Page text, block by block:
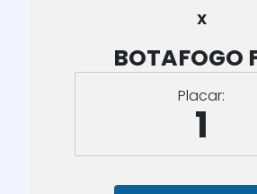
X
BOTAFOGO
Placar:
1